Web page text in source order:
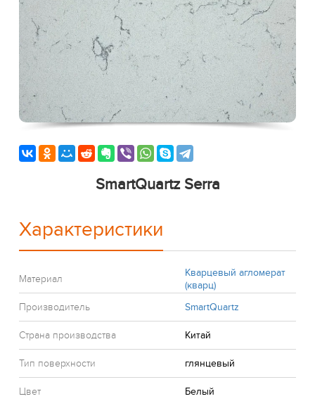
SmartQuartz Serra
Характеристики
Материал
Кварцевый агломерат
(кварц)
Производитель
SmartQuartz
Страна производства Китай
Тип поверхности глянцевый
Цвет Белый